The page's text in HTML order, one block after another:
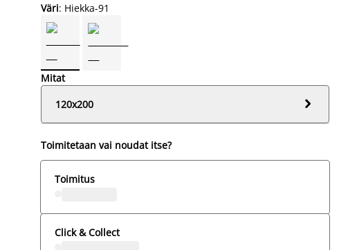
Väri: Hiekka-91
Mitat
120x200

Toimitetaan vai noudat itse?
Toimitus
Click & Collect